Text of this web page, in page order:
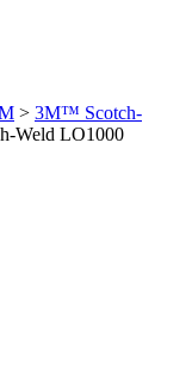
> 3M™ Scotch-
Weld LO1000